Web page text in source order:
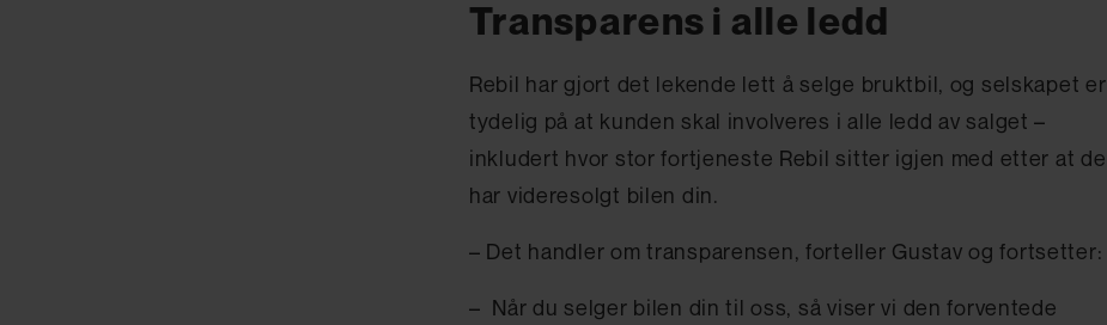
Transparens i alle ledd
Rebil har gjort det lekende lett å selge bruktbil, og selskapet er
tydelig på at kunden skal involveres i alle ledd av salget –
inkludert hvor stor fortjeneste Rebil sitter igjen med etter at de
har videresolgt bilen din.
– Det handler om transparensen, forteller Gustav og fortsetter:
– Når du selger bilen din til oss, så viser vi den forventede